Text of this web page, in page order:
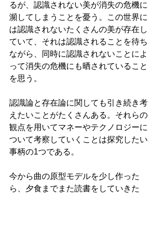
るが、認識されない美が消失の危機に
瀕してしまうことを憂う。この世界に
は認識されないたくさんの美が存在し
ていて、それは認識されることを待ち
ながら、同時に認識されないことによ
って消失の危機にも晒されていること
を思う。
認識論と存在論に関しても引き続き考
えたいことがたくさんある。それらの
観点を用いてマネーやテクノロジーに
ついて考察していくことは探究したい
事柄の1つである。
今から曲の原型モデルを少し作った
ら、夕食までまた読書をしていきた